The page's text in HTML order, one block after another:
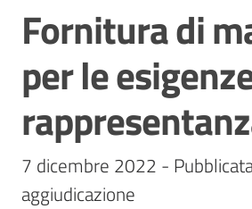
Stazioni
appaltanti
Contatti
Salta al contenuto
Fornitura di
per le
7 dicembre 2022 -
aggiudicazione